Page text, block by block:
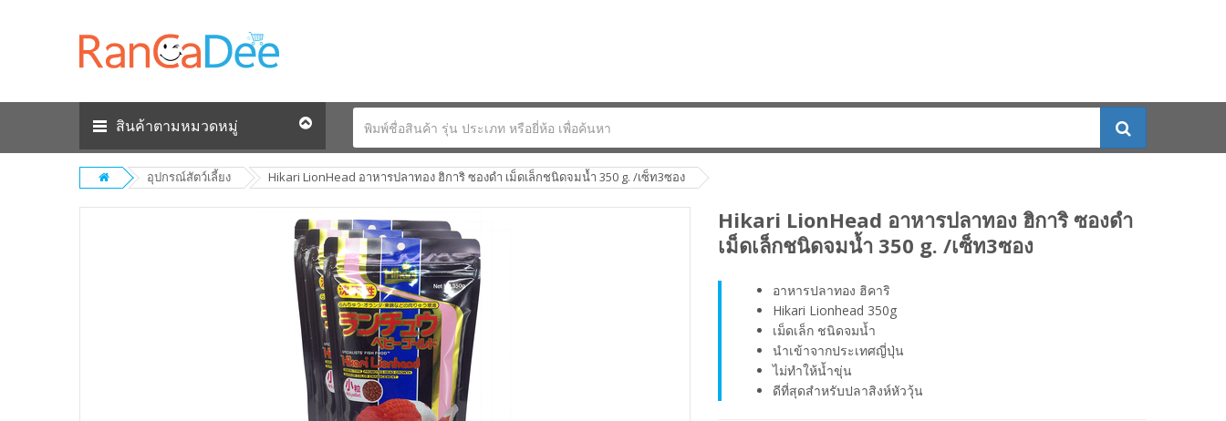
สินค้าตามหมวดหมู่
อุปกรณ์สัตว์เลี้ยง Hikari LionHead อาหารปลาทอง ฮิการิ ซองดำ เม็ดเล็กชนิดจมน้ำ 350 g. /เซ็ท3ซอง
Hikari LionHead อาหารปลาทอง ฮิการิ ซองดำ
เม็ดเล็กชนิดจมน้ำ 350 g. /เซ็ท3ซอง
อาหารปลาทอง ฮิคาริ
Hikari Lionhead 350g
เม็ดเล็ก ชนิดจมน้ำ
นำเข้าจากประเทศญี่ปุ่น
ไม่ทำให้น้ำขุ่น
ดีที่สุดสำหรับปลาสิงห์หัววุ้น